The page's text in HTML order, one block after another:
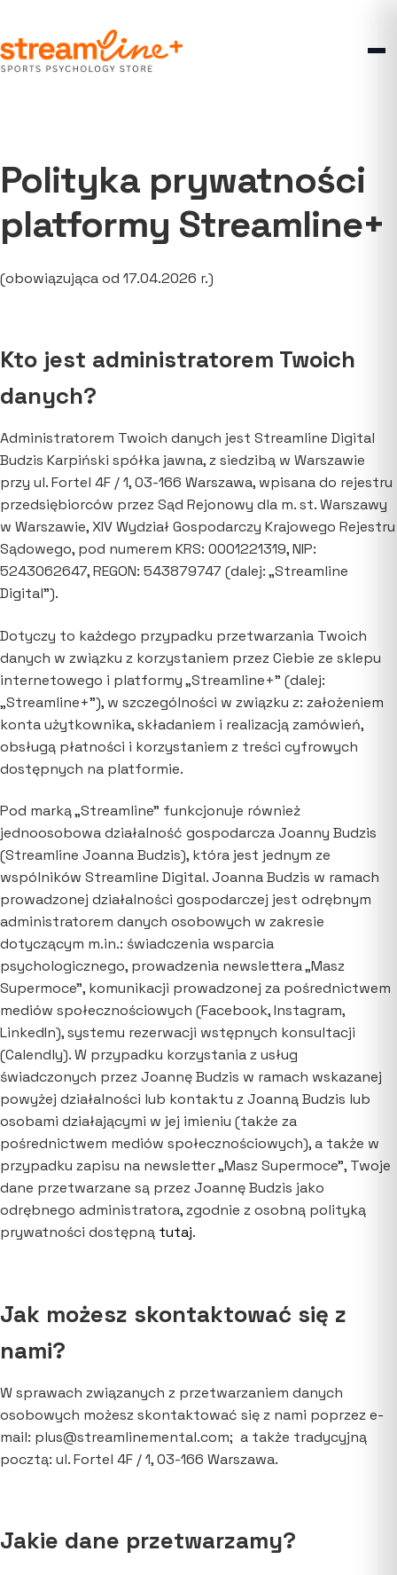
Przejdź
Przejdź
Polityka prywatności
platformy Streamline+
(obowiązująca od 17.04.2026 r.)
Kto jest administratorem Twoich
danych?
Administratorem Twoich danych jest Streamline Digital
Budzis Karpiński spółka jawna, z siedzibą w Warszawie
przy ul. Fortel 4F / 1, 03-166 Warszawa, wpisana do rejestru
przedsiębiorców przez Sąd Rejonowy dla m. st. Warszawy
w Warszawie, XIV Wydział Gospodarczy Krajowego Rejestru
Sądowego, pod numerem KRS: 0001221319, NIP:
5243062647, REGON: 543879747 (dalej: „Streamline
Digital”).
Dotyczy to każdego przypadku przetwarzania Twoich
danych w związku z korzystaniem przez Ciebie ze sklepu
internetowego i platformy „Streamline+” (dalej:
„Streamline+”), w szczególności w związku z: założeniem
konta użytkownika, składaniem i realizacją zamówień,
obsługą płatności i korzystaniem z treści cyfrowych
dostępnych na platformie.
Pod marką „Streamline” funkcjonuje również
jednoosobowa działalność gospodarcza Joanny Budzis
(Streamline Joanna Budzis), która jest jednym ze
wspólników Streamline Digital. Joanna Budzis w ramach
prowadzonej działalności gospodarczej jest odrębnym
administratorem danych osobowych w zakresie
dotyczącym m.in.: świadczenia wsparcia
psychologicznego, prowadzenia newslettera „Masz
Supermoce”, komunikacji prowadzonej za pośrednictwem
mediów społecznościowych (Facebook, Instagram,
LinkedIn), systemu rezerwacji wstępnych konsultacji
(Calendly). W przypadku korzystania z usług
świadczonych przez Joannę Budzis w ramach wskazanej
powyżej działalności lub kontaktu z Joanną Budzis lub
osobami działającymi w jej imieniu (także za
pośrednictwem mediów społecznościowych), a także w
przypadku zapisu na newsletter „Masz Supermoce”, Twoje
dane przetwarzane są przez Joannę Budzis jako
odrębnego administratora, zgodnie z osobną polityką
prywatności dostępną tutaj.
Jak możesz skontaktować się z
nami?
W sprawach związanych z przetwarzaniem danych
osobowych możesz skontaktować się z nami poprzez e-
mail: plus@streamlinemental.com; a także tradycyjną
pocztą: ul. Fortel 4F / 1, 03-166 Warszawa.
Jakie dane przetwarzamy?